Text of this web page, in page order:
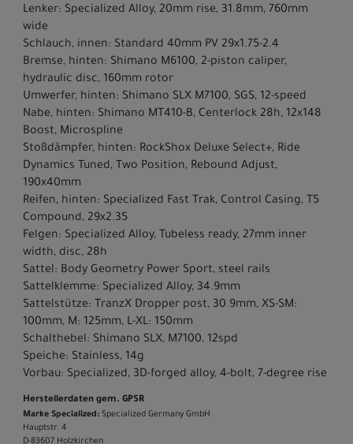
Lenker: Specialized Alloy, 20mm rise, 31.8mm, 760mm
wide
Schlauch, innen: Standard 40mm PV 29x1.75-2.4
Bremse, hinten: Shimano M6100, 2-piston caliper,
hydraulic disc, 160mm rotor
Umwerfer, hinten: Shimano SLX M7100, SGS, 12-speed
Nabe, hinten: Shimano MT410-B, Centerlock 28h, 12x148
Boost, Microspline
Stoßdämpfer, hinten: RockShox Deluxe Select+, Ride
Dynamics Tuned, Two Position, Rebound Adjust,
190x40mm
Reifen, hinten: Specialized Fast Trak, Control Casing, T5
Compound, 29x2.35
Felgen: Specialized Alloy, Tubeless ready, 27mm inner
width, disc, 28h
Sattel: Body Geometry Power Sport, steel rails
Sattelklemme: Specialized Alloy, 34.9mm
Sattelstütze: TranzX Dropper post, 30.9mm, XS-SM:
100mm, M: 125mm, L-XL: 150mm
Schalthebel: Shimano SLX, M7100, 12spd
Speiche: Stainless, 14g
Vorbau: Specialized, 3D-forged alloy, 4-bolt, 7-degree rise
Herstellerdaten gem. GPSR
Marke Specialized: Specialized Germany GmbH
Hauptstr. 4
D-83607 Holzkirchen